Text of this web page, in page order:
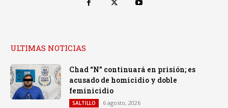
ULTIMAS NOTICIAS
Chad “N” continuará en prisión; es
acusado de homicidio y doble
feminicidio
SALTILLO 6 agosto, 2026